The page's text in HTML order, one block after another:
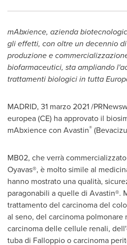
mAbxience, azienda
gli effetti, con oltre un decennio
produzione e
biofarmaceutici, sta ampliando
trattamenti biologici in tutta
MADRID, 31 marzo 2021 /
europea (CE) ha approvato il
mAbxience con Avastin®
MB02, che verrà
Oyavas®, è molto simile al
hanno mostrato una qualità,
paragonabili a quelle di Avastin®.
trattamento del carcinoma del
al seno, del carcinoma
carcinoma delle cellule renali,
tuba di Falloppio o carcinoma